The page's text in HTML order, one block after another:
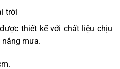
trời
thiết kế với chất liệu chịu
mưa.